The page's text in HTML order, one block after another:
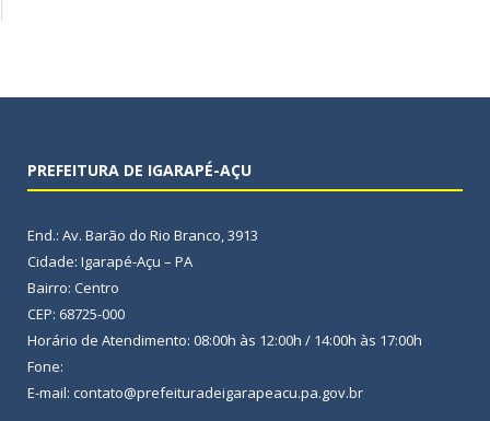
PREFEITURA DE IGARAPÉ-AÇU
End.: Av. Barão do Rio Branco, 3913
Cidade: Igarapé-Açu – PA
Bairro: Centro
CEP: 68725-000
Horário de Atendimento: 08:00h às 12:00h / 14:00h às 17:00h
Fone:
E-mail: contato@prefeituradeigarapeacu.pa.gov.br